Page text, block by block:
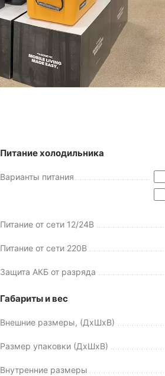
Питание холодильника
Варианты питания
Питание от сети 12/24В
Питание от сети 220В
Защита АКБ от разряда
Габариты и вес
Внешние размеры, (ДхШхВ)
Размер упаковки (ДхШхВ)
Внутренние размеры